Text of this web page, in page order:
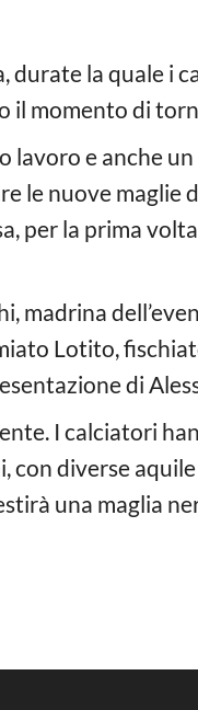
durate la quale i
il momento di
e anche
le nuove maglie
per la prima
madrina
Lotito,
di
I calciatori
con diverse
una maglia